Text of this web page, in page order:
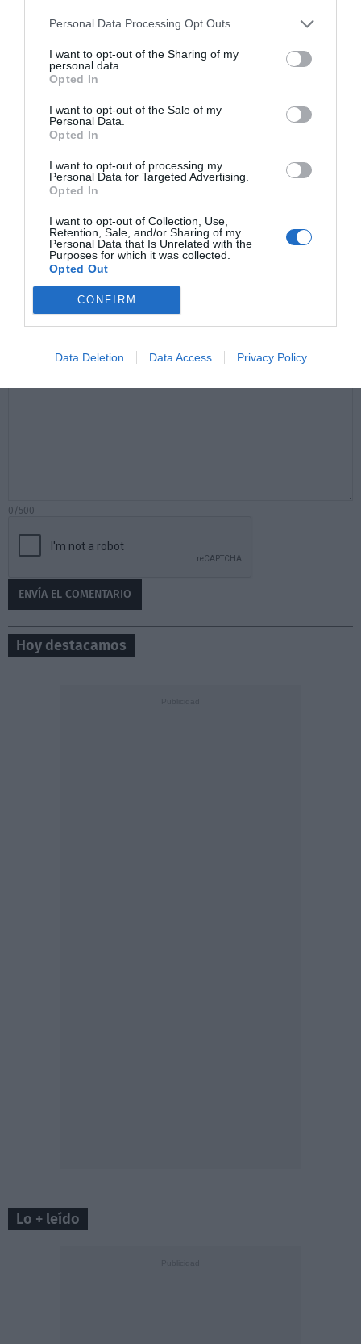
Personal Data Processing Opt Outs
I want to opt-out of the Sharing of my
personal data.
Opted In
I want to opt-out of the Sale of my
Personal Data.
Opted In
I want to opt-out of processing my
Personal Data for Targeted Advertising.
Opted In
I want to opt-out of Collection, Use,
Retention, Sale, and/or Sharing of my
Personal Data that Is Unrelated with the
Purposes for which it was collected.
Opted Out
CONFIRM
Data Deletion Data Access Privacy Policy
Comentarios
Nombre
Correo electrónico
0/500
Hoy destacamos
Lo + leído